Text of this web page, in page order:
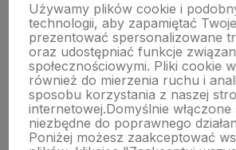
Zapisz się na nasz biuletyn –
Używamy plików cookie i
technologii, aby zapamiętać
prezentować spersonalizowane
oraz udostępniać funkcje
społecznościowymi. Pliki cookie
również do mierzenia ruchu i
sposobu korzystania z naszej
internetowej.Domyślnie
niezbędne do poprawnego
Poniżej możesz zaakceptować